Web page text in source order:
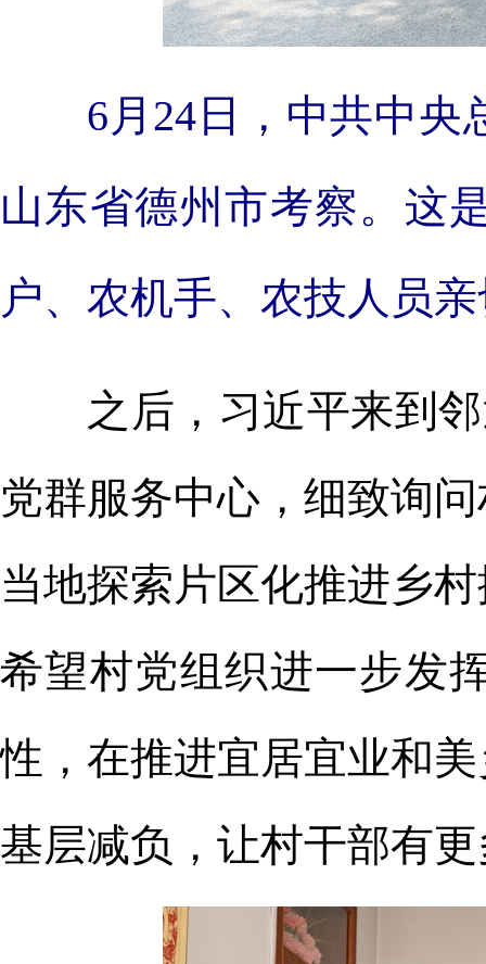
6月24日，中共中
山东省德州市考察。这
户、农机手、农技人员
之后，习近平来到邻
党群服务中心，细致询
当地探索片区化推进乡
希望村党组织进一步发
性，在推进宜居宜业和
基层减负，让村干部有